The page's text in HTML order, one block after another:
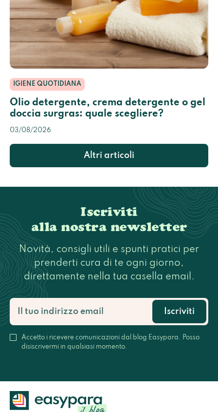
IGIENE QUOTIDIANA
Olio detergente, crema detergente o gel
doccia surgras: quale scegliere?
03/08/2026
Altri articoli
Iscriviti
alla nostra newsletter
Novità, consigli utili e spunti pratici per
prenderti cura di te ogni giorno,
direttamente nella tua casella email.
Accetto i ricevere comunicazioni dal blog Easypara. Posso
disiscrivermi in qualsiasi momento.
Iscriviti